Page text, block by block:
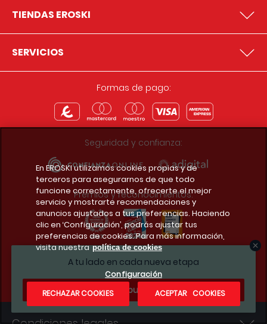
A tu lado en cada nueva etapa
¿Te apuntas?
TIENDAS EROSKI
SERVICIOS
Formas de pago:
Seguridad y confianza:
Premios y reconocimientos:
Descarga la app del club
En EROSKI utilizamos cookies propias y de
terceros para asegurarnos de que todo
funcione correctamente, ofrecerte el mejor
servicio y mostrarte recomendaciones y
anuncios ajustados a tus preferencias. Haciendo
clic en ‘Configuración’, podrás ajustar tus
preferencias de cookies. Para más información,
visita nuestra política de cookies
Configuración
RECHAZAR COOKIES
ACEPTAR COOKIES